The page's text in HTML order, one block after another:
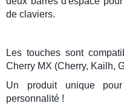
de claviers.
Les touches sont
Cherry MX (Cherry, Kailh,
Un produit unique
personnalité !